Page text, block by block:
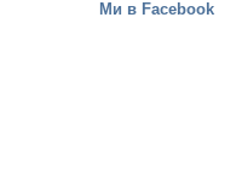
Ми в Facebook